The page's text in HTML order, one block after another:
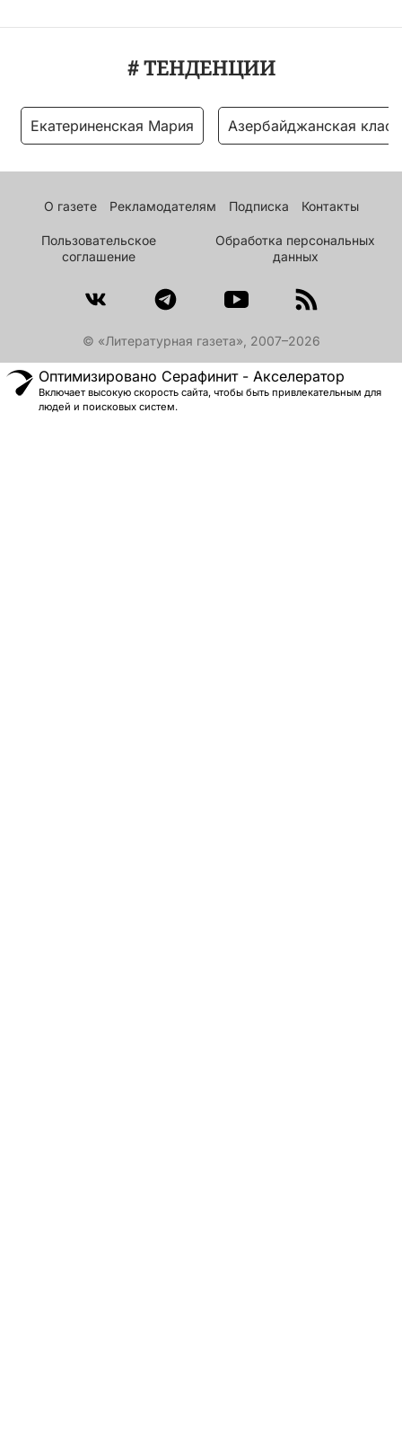
# ТЕНДЕНЦИИ
Екатериненская Мария Азербайджанская
О газете Рекламодателям Подписка Контакты
Пользовательское
соглашение
Обработка персональных
данных
© «Литературная газета», 2007–2026
Оптимизировано Серафинит - Акселератор
Включает высокую скорость сайта, чтобы быть привлекательным для
людей и поисковых систем.